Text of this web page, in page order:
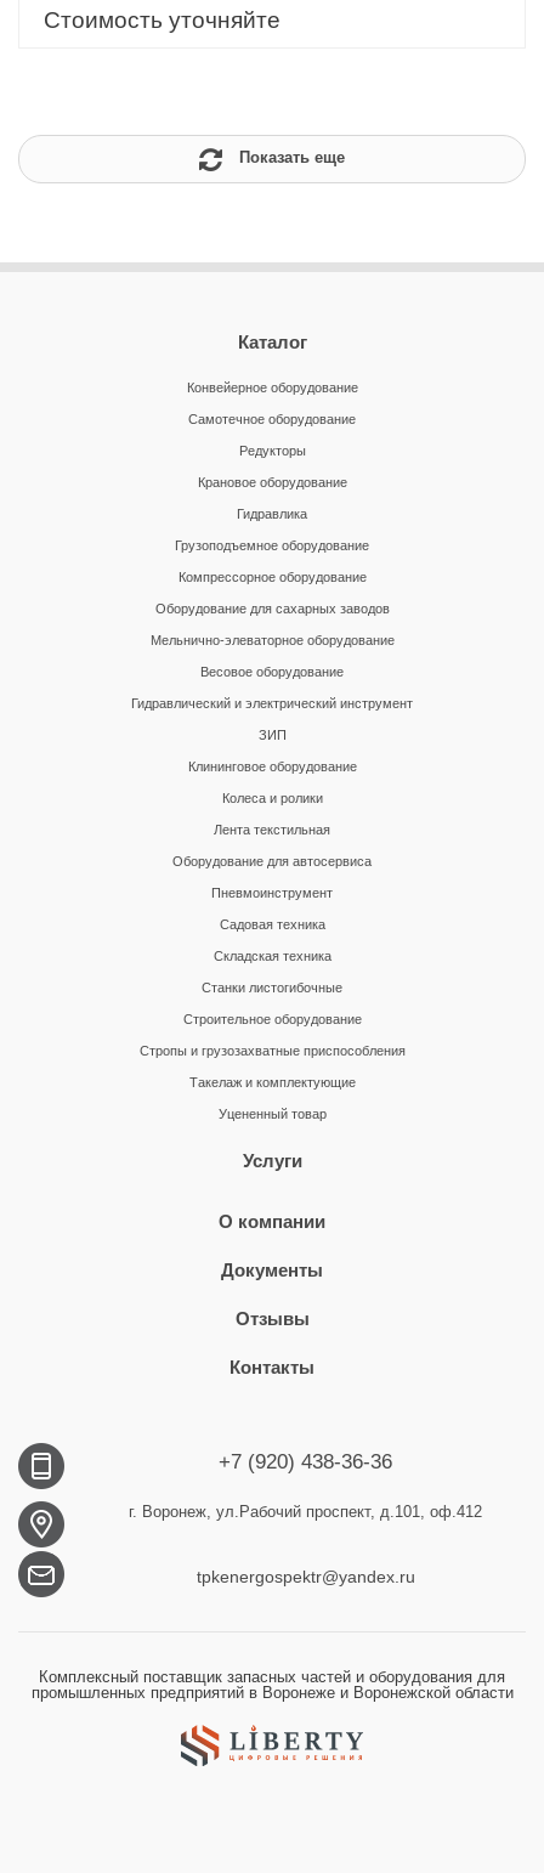
Стоимость уточняйте
Показать еще
Каталог
Конвейерное оборудование
Самотечное оборудование
Редукторы
Крановое оборудование
Гидравлика
Грузоподъемное оборудование
Компрессорное оборудование
Оборудование для сахарных заводов
Мельнично-элеваторное оборудование
Весовое оборудование
Гидравлический и электрический инструмент
ЗИП
Клининговое оборудование
Колеса и ролики
Лента текстильная
Оборудование для автосервиса
Пневмоинструмент
Садовая техника
Складская техника
Станки листогибочные
Строительное оборудование
Стропы и грузозахватные приспособления
Такелаж и комплектующие
Уцененный товар
Услуги
О компании
Документы
Отзывы
Контакты
+7 (920) 438-36-36
г. Воронеж, ул.Рабочий проспект, д.101, оф.412
tpkenergospektr@yandex.ru
Комплексный поставщик запасных частей и оборудования для
промышленных предприятий в Воронеже и Воронежской области